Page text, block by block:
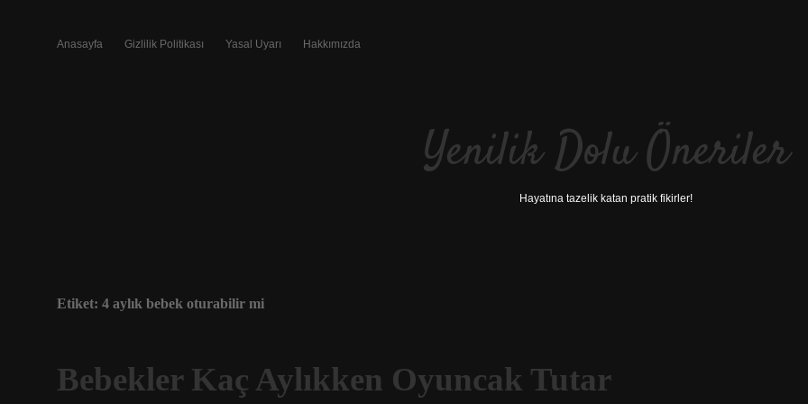
Anasayfa Gizlilik Politikası Yasal Uyarı Hakkımızda
Yenilik Dolu Öneriler
Hayatına tazelik katan pratik fikirler!
Etiket: 4 aylık bebek oturabilir mi
Bebekler Kaç Aylıkken Oyuncak Tutar